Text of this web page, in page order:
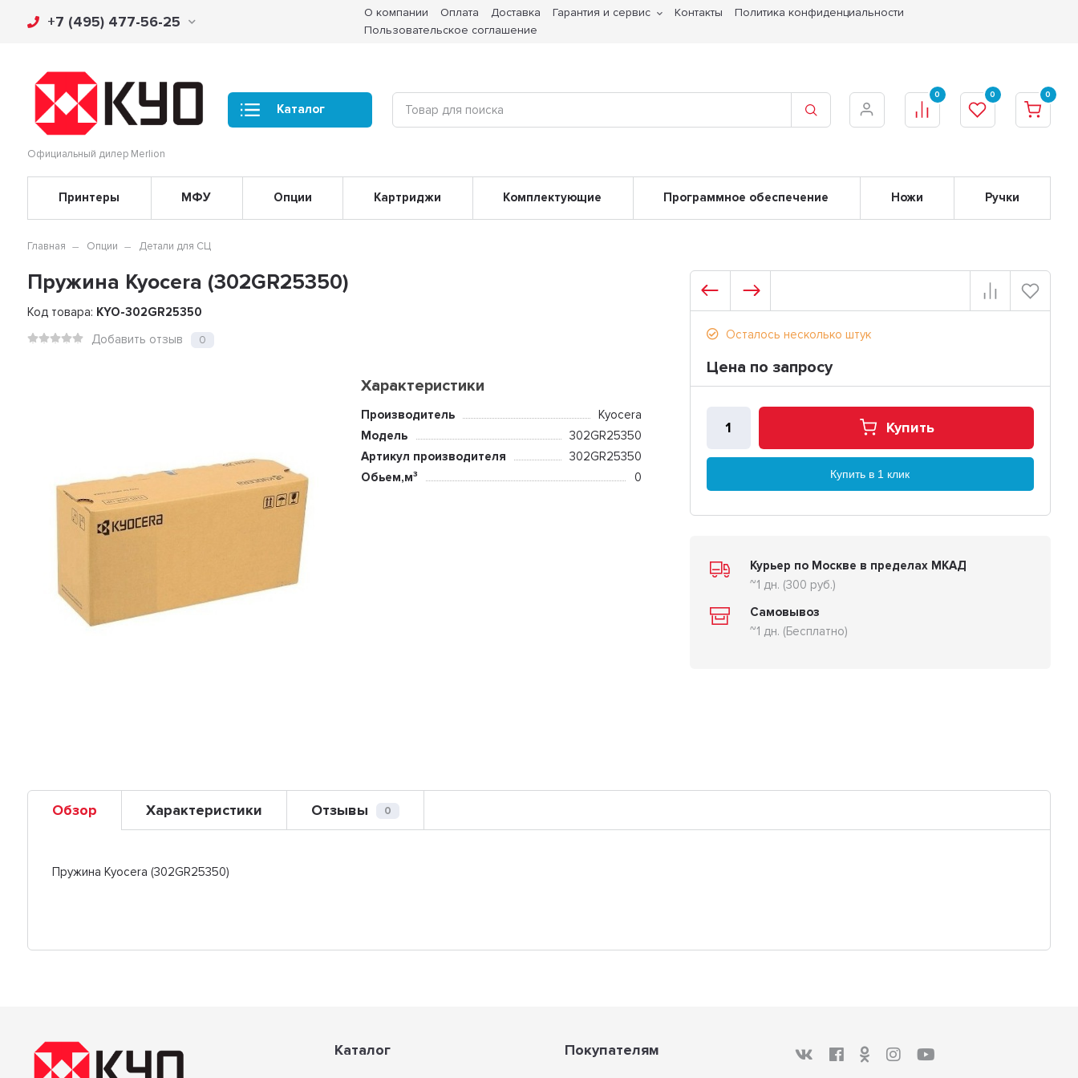
+7 (495) 477-56-25
О компании Оплата Доставка Гарантия и сервис Контакты
Политика конфиденциальности
Пользовательское соглашение
Официальный дилер Merlion
Каталог
0 0 0
Принтеры МФУ Опции Картриджи Комплектующие Программное обеспечение Ножи Ручки
Главная Опции Детали для СЦ
Пружина Kyocera (302GR25350)
Код товара: KYO-302GR25350
Добавить отзыв
0
Характеристики
Производитель
Kyocera
Модель
302GR25350
Артикул производителя
302GR25350
Обьем,м³
0
Осталось несколько штук
Цена по запросу
Купить
Купить в 1 клик
Курьер по Москве в пределах МКАД
~1 дн. (300 руб.)
Самовывоз
~1 дн. (Бесплатно)
Обзор Характеристики Отзывы 0
Пружина Kyocera (302GR25350)
Каталог Покупателям